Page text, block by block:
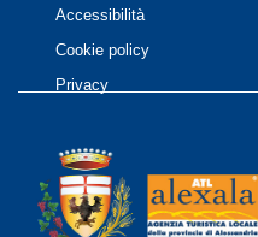
Accessibilità
Cookie policy
Privacy